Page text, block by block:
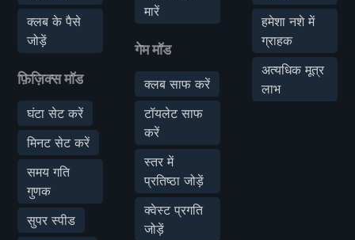
क्लब के पैसे
जोड़ें
फ़िज़िक्स मॉड
घंटा सेट करें
मिनट सेट करें
समय गति
गुणक
सुपर स्पीड
मारें
गेम मॉड
क्लब साफ करें
टॉयलेट साफ
करें
स्तर में
प्रतिष्ठा जोड़ें
क्वेस्ट प्रगति
जोड़ें
हमेशा नशे में
ग्राहक
अत्यधिक मूत्र
लाभ